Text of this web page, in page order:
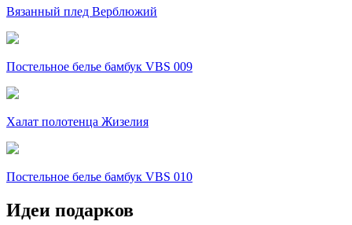
Вязанный плед Верблюжий
Постельное белье бамбук VBS 009
Халат полотенца Жизелия
Постельное белье бамбук VBS 010
Идеи подарков